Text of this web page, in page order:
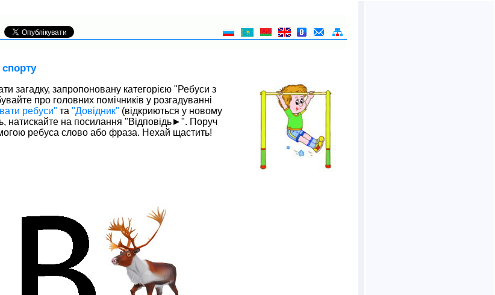
загадку, запропоновану категорією "Ребуси з
про головних помічників у розгадуванні
ребуси" та "Довідник" (відкриються у новому
натискайте на посилання "Відповідь►". Поруч
ребуса слово або фраза. Нехай щастить!